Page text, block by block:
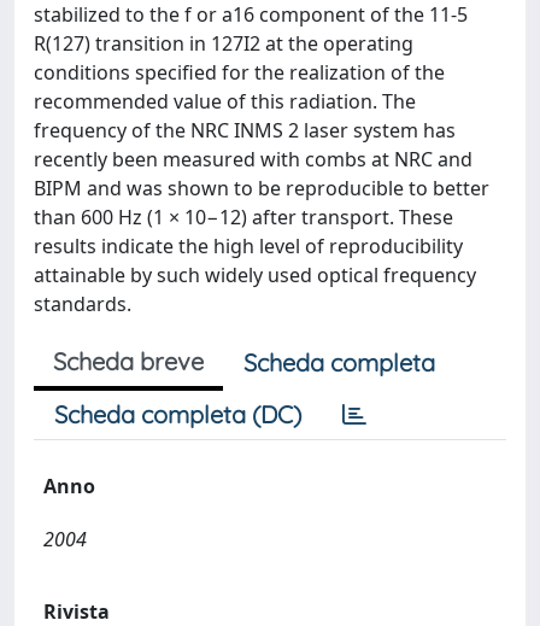
stabilized to the f or a16 component of the 11-5
R(127) transition in 127I2 at the operating
conditions specified for the realization of the
recommended value of this radiation. The
frequency of the NRC INMS 2 laser system has
recently been measured with combs at NRC and
BIPM and was shown to be reproducible to better
than 600 Hz (1 × 10−12) after transport. These
results indicate the high level of reproducibility
attainable by such widely used optical frequency
standards.
Scheda breve
Scheda completa
Scheda completa (DC)
Anno
2004
Rivista